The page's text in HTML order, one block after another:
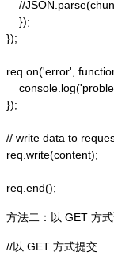
//
    });
});
req.on('error',
});
// write data to
req.write(content);
方法二：以 GET 方
//以 GET 方式提交